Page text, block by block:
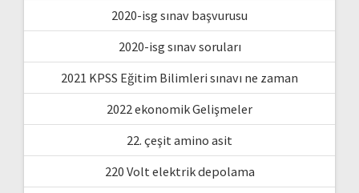
2020-isg sınav başvurusu
2020-isg sınav soruları
2021 KPSS Eğitim Bilimleri sınavı ne zaman
2022 ekonomik Gelişmeler
22. çeşit amino asit
220 Volt elektrik depolama